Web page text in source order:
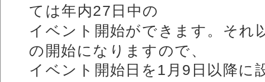
ては年内27日中の
イベント開始ができます。それ
の開始になりますので、
イベント開始日を1月9日以降に